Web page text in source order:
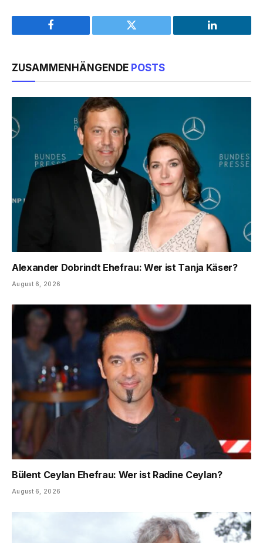
Facebook Twitter LinkedIn
ZUSAMMENHÄNGENDE POSTS
Alexander Dobrindt Ehefrau: Wer ist Tanja Käser?
August 6, 2026
Bülent Ceylan Ehefrau: Wer ist Radine Ceylan?
August 6, 2026